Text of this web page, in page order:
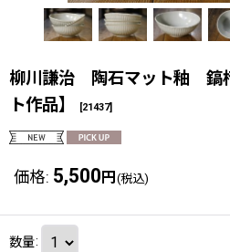
柳川謙治 陶石マット釉 鎬
ト作品】
[21437]
価格: 5,500 円 (税込)
数量: